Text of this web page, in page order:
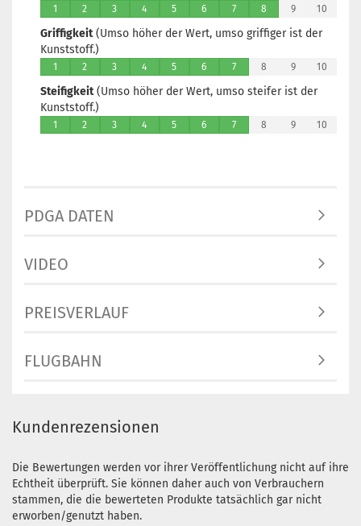
1 2 3 4 5 6 7 8 9 10
Griffigkeit(Umso höher der Wert, umso griffiger ist der
Kunststoff.)
1 2 3 4 5 6 7 8 9 10
Steifigkeit(Umso höher der Wert, umso steifer ist der
Kunststoff.)
1 2 3 4 5 6 7 8 9 10
PDGA DATEN
VIDEO
PREISVERLAUF
FLUGBAHN
Kundenrezensionen
Die Bewertungen werden vor ihrer Veröffentlichung nicht auf ihre
Echtheit überprüft. Sie können daher auch von Verbrauchern
stammen, die die bewerteten Produkte tatsächlich gar nicht
erworben/genutzt haben.